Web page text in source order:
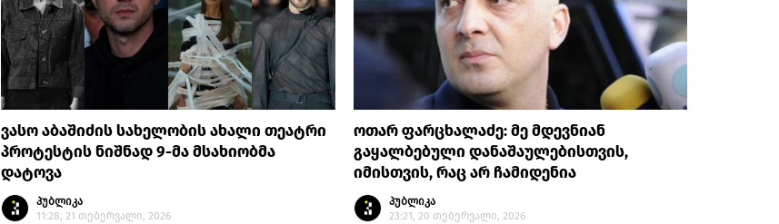
ვასო აბაშიძის სახელობის ახალი თეატრი
პროტესტის ნიშნად 9-მა მსახიობმა
დატოვა
პუბლიკა
11:28, 21 თებერვალი, 2026
ოთარ ფარცხალაძე: მე მდევნიან
გაყალბებული დანაშაულებისთვის,
იმისთვის, რაც არ ჩამიდენია
პუბლიკა
23:21, 20 თებერვალი, 2026